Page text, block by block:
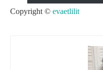
Copyright © evaetlilit